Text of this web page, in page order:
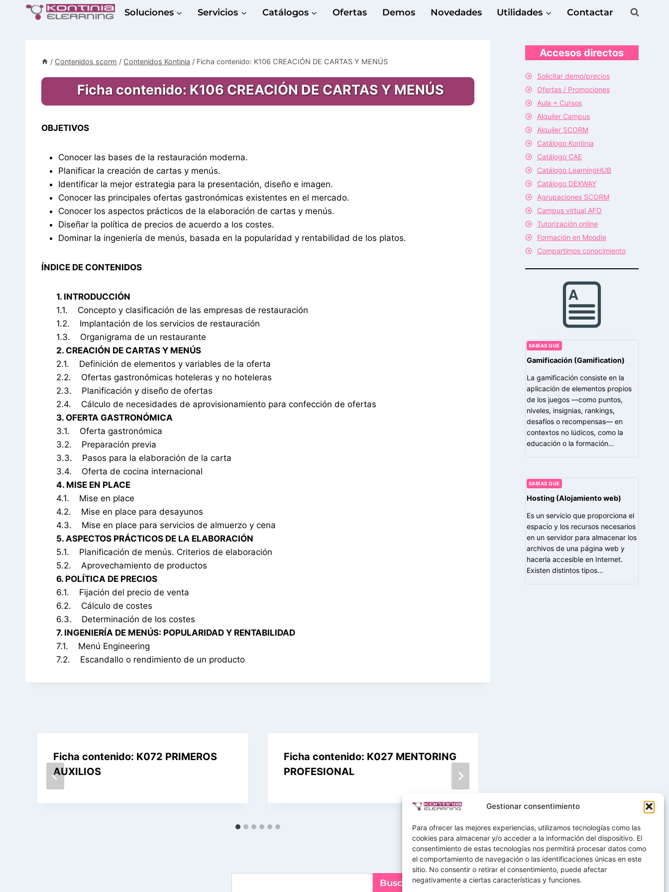
Gestionar consentimiento
Para ofrecer las mejores experiencias, utilizamos tecnologías como las
cookies para almacenar y/o acceder a la información del dispositivo. El
consentimiento de estas tecnologías nos permitirá procesar datos como
el comportamiento de navegación o las identificaciones únicas en este
sitio. No consentir o retirar el consentimiento, puede afectar
negativamente a ciertas características y funciones.
Soluciones Servicios Catálogos Ofertas Demos Novedades Utilidades Contactar
/ Contenidos scorm / Contenidos Kontinia / Ficha contenido: K106 CREACIÓN DE CARTAS Y MENÚS
Ficha contenido: K106 CREACIÓN DE CARTAS Y MENÚS
OBJETIVOS
Conocer las bases de la restauración moderna.
Planificar la creación de cartas y menús.
Identificar la mejor estrategia para la presentación, diseño e imagen.
Conocer las principales ofertas gastronómicas existentes en el mercado.
Conocer los aspectos prácticos de la elaboración de cartas y menús.
Diseñar la política de precios de acuerdo a los costes.
Dominar la ingeniería de menús, basada en la popularidad y rentabilidad de los platos.
ÍNDICE DE CONTENIDOS
1. INTRODUCCIÓN
1.1. Concepto y clasificación de las empresas de restauración
1.2. Implantación de los servicios de restauración
1.3. Organigrama de un restaurante
2. CREACIÓN DE CARTAS Y MENÚS
2.1. Definición de elementos y variables de la oferta
2.2. Ofertas gastronómicas hoteleras y no hoteleras
2.3. Planificación y diseño de ofertas
2.4. Cálculo de necesidades de aprovisionamiento para confección de ofertas
3. OFERTA GASTRONÓMICA
3.1. Oferta gastronómica
3.2. Preparación previa
3.3. Pasos para la elaboración de la carta
3.4. Oferta de cocina internacional
4. MISE EN PLACE
4.1. Mise en place
4.2. Mise en place para desayunos
4.3. Mise en place para servicios de almuerzo y cena
5. ASPECTOS PRÁCTICOS DE LA ELABORACIÓN
5.1. Planificación de menús. Criterios de elaboración
5.2. Aprovechamiento de productos
6. POLÍTICA DE PRECIOS
6.1. Fijación del precio de venta
6.2. Cálculo de costes
6.3. Determinación de los costes
7. INGENIERÍA DE MENÚS: POPULARIDAD Y RENTABILIDAD
7.1. Menú Engineering
7.2. Escandallo o rendimiento de un producto
Ficha contenido: K072 PRIMEROS
AUXILIOS
Ficha contenido: K027 MENTORING
PROFESIONAL
Accesos directos
Solicitar demo/precios
Ofertas / Promociones
Aula + Cursos
Alquiler Campus
Alquiler SCORM
Catálogo Kontinia
Catálogo CAE
Catálogo LearningHUB
Catálogo DEXWAY
Agrupaciones SCORM
Campus virtual AFO
Tutorización online
Formación en Moodle
Compartimos conocimiento
SABÍAS QUE
Gamificación (Gamification)
La gamificación consiste en la
aplicación de elementos propios
de los juegos —como puntos,
niveles, insignias, rankings,
desafíos o recompensas— en
contextos no lúdicos, como la
educación o la formación…
SABÍAS QUE
Hosting (Alojamiento web)
Es un servicio que proporciona el
espacio y los recursos necesarios
en un servidor para almacenar los
archivos de una página web y
hacerla accesible en Internet.
Existen distintos tipos…
Buscar